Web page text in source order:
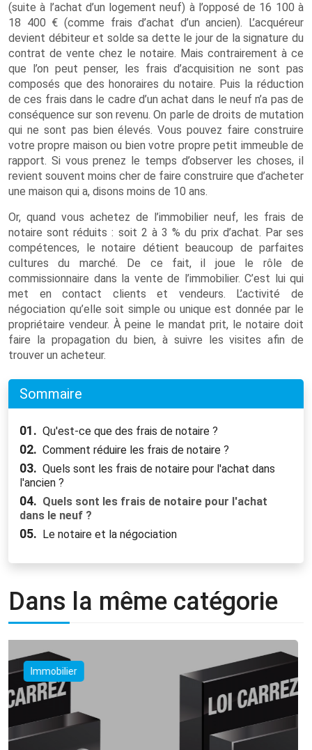
(suite à l’achat d’un logement neuf) à l’opposé de 16 100 à
18 400 € (comme frais d’achat d’un ancien). L’acquéreur
devient débiteur et solde sa dette le jour de la signature du
contrat de vente chez le notaire. Mais contrairement à ce
que l’on peut penser, les frais d’acquisition ne sont pas
composés que des honoraires du notaire. Puis la réduction
de ces frais dans le cadre d’un achat dans le neuf n’a pas de
conséquence sur son revenu. On parle de droits de mutation
qui ne sont pas bien élevés. Vous pouvez faire construire
votre propre maison ou bien votre propre petit immeuble de
rapport. Si vous prenez le temps d’observer les choses, il
revient souvent moins cher de faire construire que d’acheter
une maison qui a, disons moins de 10 ans.
Or, quand vous achetez de l’immobilier neuf, les frais de
notaire sont réduits : soit 2 à 3 % du prix d’achat. Par ses
compétences, le notaire détient beaucoup de parfaites
cultures du marché. De ce fait, il joue le rôle de
commissionnaire dans la vente de l’immobilier. C’est lui qui
met en contact clients et vendeurs. L’activité de
négociation qu’elle soit simple ou unique est donnée par le
propriétaire vendeur. À peine le mandat prit, le notaire doit
faire la propagation du bien, à suivre les visites afin de
trouver un acheteur.
Sommaire
01. Qu'est-ce que des frais de notaire ?
02. Comment réduire les frais de notaire ?
03. Quels sont les frais de notaire pour l'achat dans
l'ancien ?
04. Quels sont les frais de notaire pour l'achat
dans le neuf ?
05. Le notaire et la négociation
Dans la même catégorie
Immobilier